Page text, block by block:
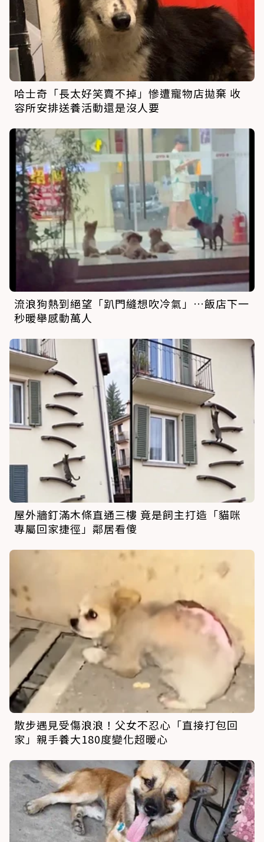
哈士奇「長太好笑賣不掉」慘遭寵物店拋棄 收
容所安排送養活動還是沒人要
流浪狗熱到絕望「趴門縫想吹冷氣」…飯店下一
秒暖舉感動萬人
屋外牆釘滿木條直通三樓 竟是飼主打造「貓咪
專屬回家捷徑」鄰居看傻
散步遇見受傷浪浪！父女不忍心「直接打包回
家」親手養大180度變化超暖心